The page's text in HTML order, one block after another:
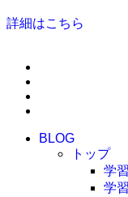
詳細はこちら
BLOG
トップ
学
学